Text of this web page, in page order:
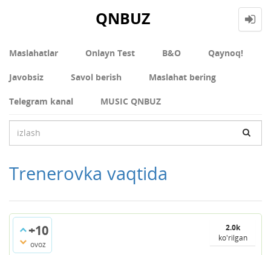
QNBUZ
Maslahatlar Onlayn Test В&О Qaynoq!
Javobsiz Savol berish Maslahat bering
Telegram kanal MUSIC QNBUZ
Trenerovka vaqtida
+10
ovoz
2.0k
ko'rilgan